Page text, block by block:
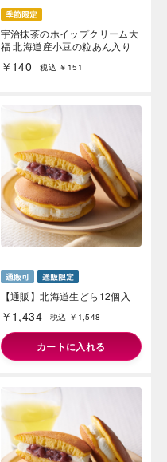
宇治抹茶のホイップクリーム大
福 北海道産小豆の粒あん入り
￥140 税込 ￥151
【通販】北海道生どら12個入
￥1,434 税込 ￥1,548
カートに入れる